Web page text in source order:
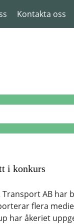
Kontakta oss
i konkurs
Transport AB har
flera
har åkeriet